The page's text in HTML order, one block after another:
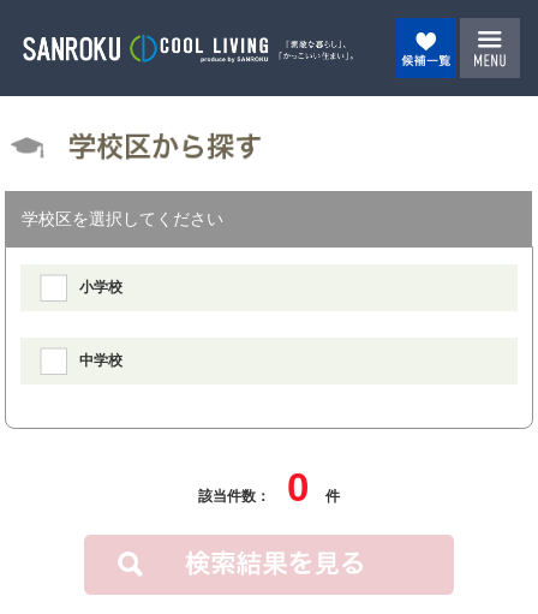
学校区を選択してください
小学校
中学校
該当件数： 0 件